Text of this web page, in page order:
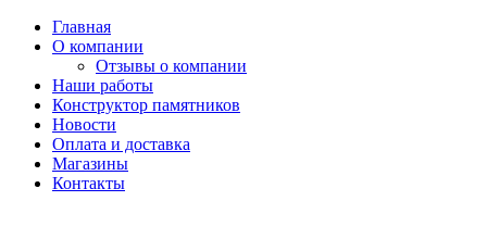
Главная
О компании
Отзывы о компании
Наши работы
Конструктор памятников
Новости
Оплата и доставка
Магазины
Контакты